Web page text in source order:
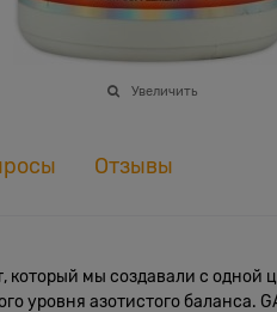
Увеличить
Отзывы
который мы создавали с одной
уровня азотистого баланса.